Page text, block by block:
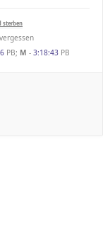
sterben
PB; M - 3:18:43 PB